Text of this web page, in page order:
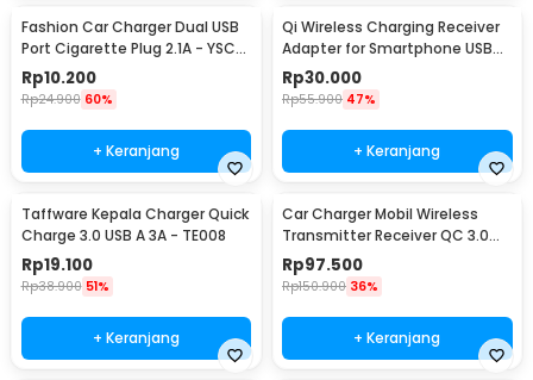
Fashion Car Charger Dual USB
Port Cigarette Plug 2.1A - YSC-
11
Rp10.200
Rp24.900 60%
+ Keranjang
Qi Wireless Charging Receiver
Adapter for Smartphone USB
Type C - P9
Rp30.000
Rp55.900 47%
+ Keranjang
Taffware Kepala Charger Quick
Charge 3.0 USB A 3A - TE008
Rp19.100
Rp38.900 51%
+ Keranjang
Car Charger Mobil Wireless
Transmitter Receiver QC 3.0
Dual USB 3.1A - HY-82
Rp97.500
Rp150.900 36%
+ Keranjang